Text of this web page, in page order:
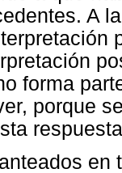
A
forma
porque
en